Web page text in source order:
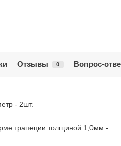
Отзывы 0 Вопрос-
- 2шт.
трапеции толщиной 1,0мм -